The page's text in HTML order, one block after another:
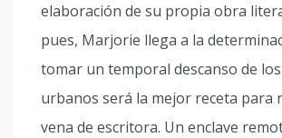
elaboración de su propia obra
pues, Marjorie llega a la
tomar un temporal descanso de
urbanos será la mejor receta para
vena de escritora. Un enclave